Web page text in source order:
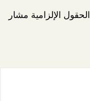
الحقول الإلزامية مشار